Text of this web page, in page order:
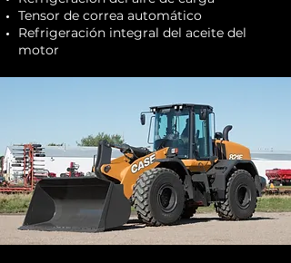
Tensor de correa automático
Refrigeración integral del aceite del
motor